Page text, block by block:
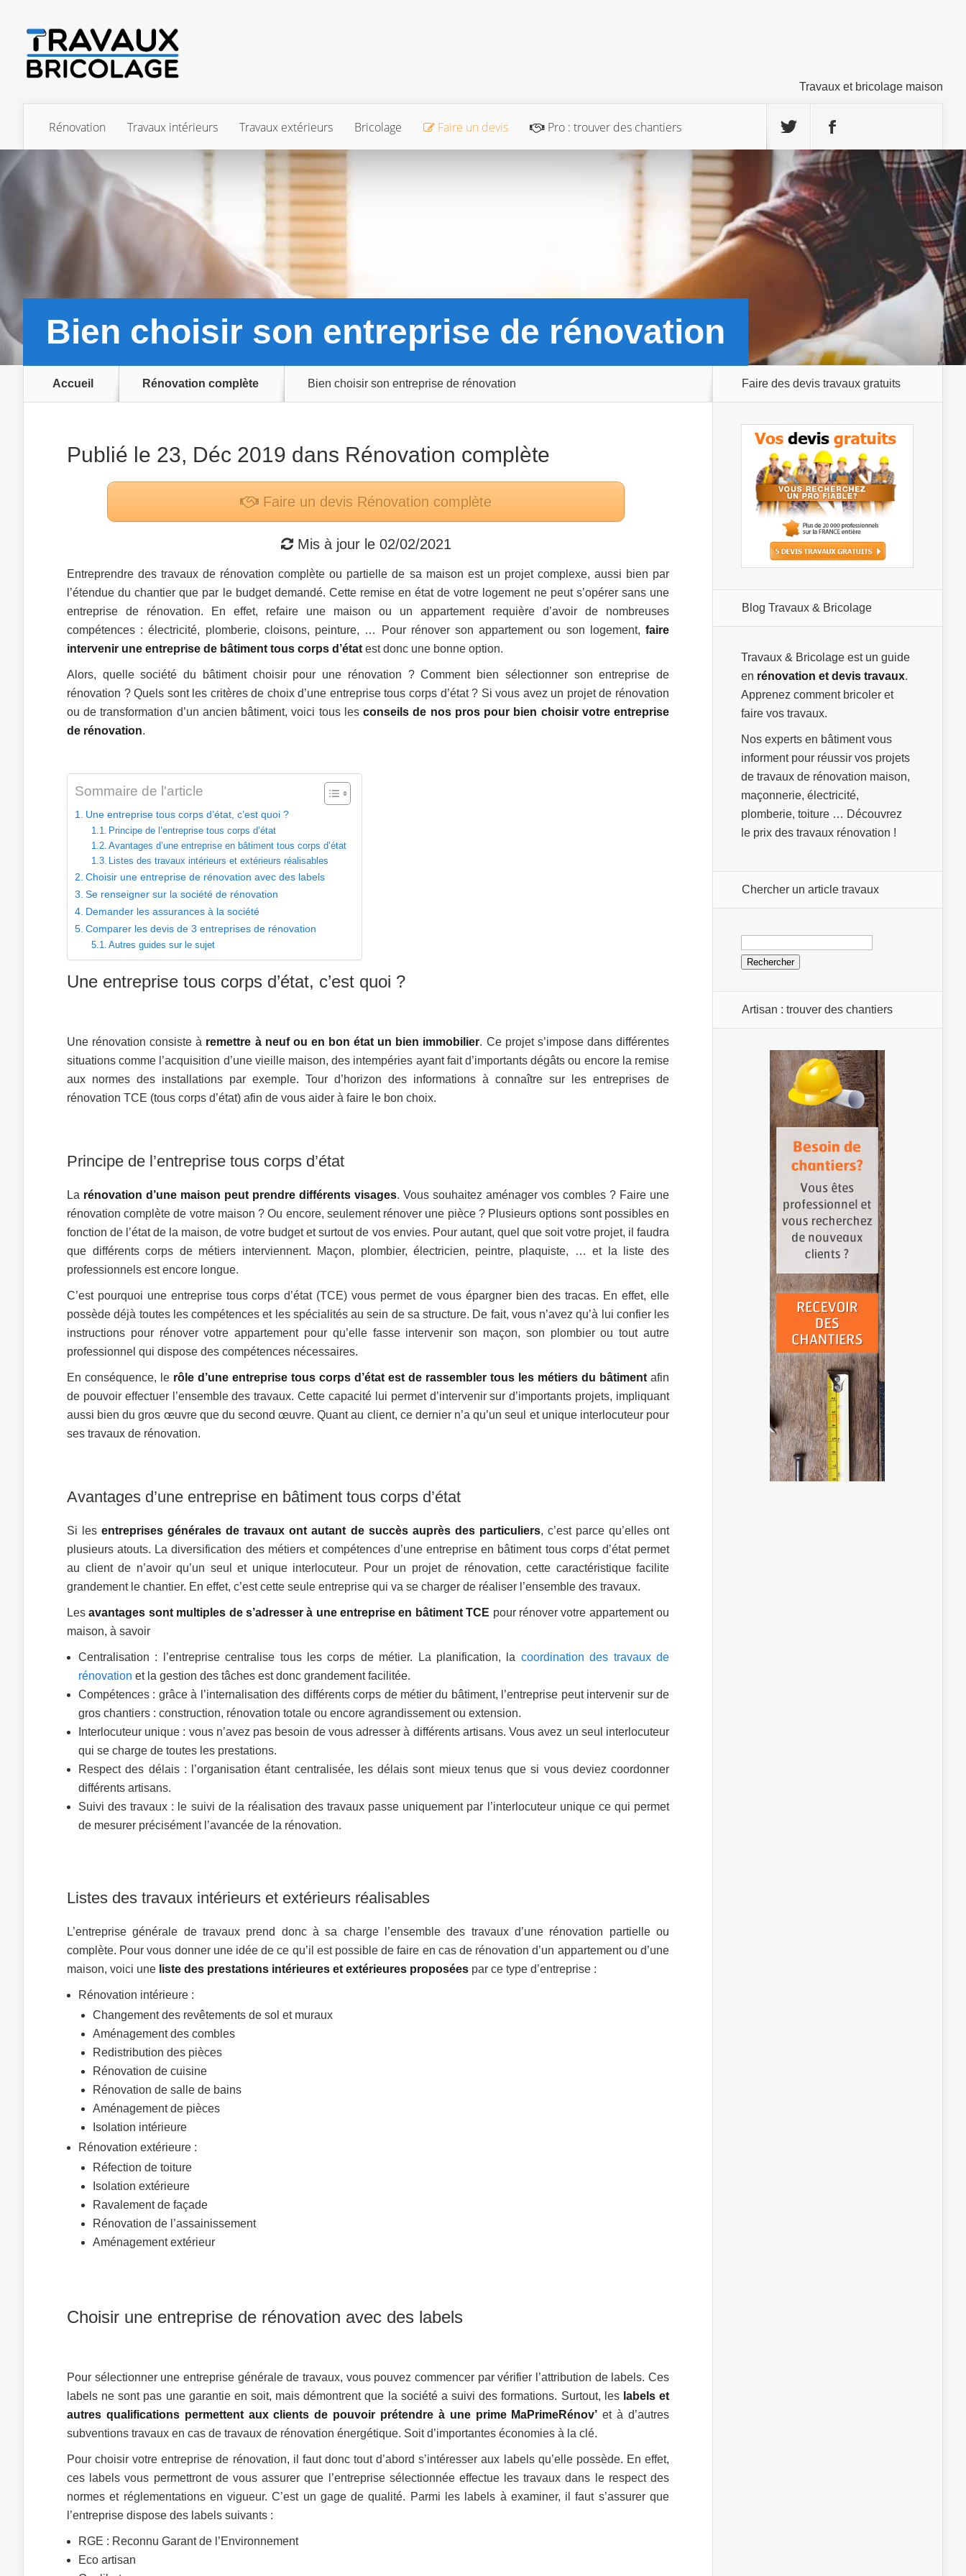
Travaux et bricolage maison
Rénovation Travaux intérieurs Travaux extérieurs Bricolage Faire un devis Pro : trouver des chantiers
Bien choisir son entreprise de rénovation
Accueil Rénovation complète Bien choisir son entreprise de rénovation
Publié le 23, Déc 2019 dans Rénovation complète
Faire un devis Rénovation complète
Mis à jour le 02/02/2021
Entreprendre des travaux de rénovation complète ou partielle de sa maison est un projet complexe, aussi bien par
l’étendue du chantier que par le budget demandé. Cette remise en état de votre logement ne peut s’opérer sans une
entreprise de rénovation. En effet, refaire une maison ou un appartement requière d’avoir de nombreuses
compétences : électricité, plomberie, cloisons, peinture, … Pour rénover son appartement ou son logement, faire
intervenir une entreprise de bâtiment tous corps d’état est donc une bonne option.
Alors, quelle société du bâtiment choisir pour une rénovation ? Comment bien sélectionner son entreprise de
rénovation ? Quels sont les critères de choix d’une entreprise tous corps d’état ? Si vous avez un projet de rénovation
ou de transformation d’un ancien bâtiment, voici tous lesconseils de nos pros pour bien choisir votre entreprise
de rénovation.
Sommaire de l'article
Une entreprise tous corps d’état, c’est quoi ?
Principe de l’entreprise tous corps d’état
Avantages d’une entreprise en bâtiment tous corps d’état
Listes des travaux intérieurs et extérieurs réalisables
Choisir une entreprise de rénovation avec des labels
Se renseigner sur la société de rénovation
Demander les assurances à la société
Comparer les devis de 3 entreprises de rénovation
Autres guides sur le sujet
Une entreprise tous corps d’état, c’est quoi ?
Une rénovation consiste à remettre à neuf ou en bon état un bien immobilier. Ce projet s’impose dans différentes
situations comme l’acquisition d’une vieille maison, des intempéries ayant fait d’importants dégâts ou encore la remise
aux normes des installations par exemple. Tour d’horizon des informations à connaître sur les entreprises de
rénovation TCE (tous corps d’état) afin de vous aider à faire le bon choix.
Principe de l’entreprise tous corps d’état
La rénovation d’une maison peut prendre différents visages. Vous souhaitez aménager vos combles ? Faire une
rénovation complète de votre maison ? Ou encore, seulement rénover une pièce ? Plusieurs options sont possibles en
fonction de l’état de la maison, de votre budget et surtout de vos envies. Pour autant, quel que soit votre projet, il faudra
que différents corps de métiers interviennent. Maçon, plombier, électricien, peintre, plaquiste, … et la liste des
professionnels est encore longue.
C’est pourquoi une entreprise tous corps d’état (TCE) vous permet de vous épargner bien des tracas. En effet, elle
possède déjà toutes les compétences et les spécialités au sein de sa structure. De fait, vous n’avez qu’à lui confier les
instructions pour rénover votre appartement pour qu’elle fasse intervenir son maçon, son plombier ou tout autre
professionnel qui dispose des compétences nécessaires.
En conséquence, le rôle d’une entreprise tous corps d’état est de rassembler tous les métiers du bâtiment afin
de pouvoir effectuer l’ensemble des travaux. Cette capacité lui permet d’intervenir sur d’importants projets, impliquant
aussi bien du gros œuvre que du second œuvre. Quant au client, ce dernier n’a qu’un seul et unique interlocuteur pour
ses travaux de rénovation.
Avantages d’une entreprise en bâtiment tous corps d’état
Si lesentreprises générales de travaux ont autant de succès auprès des particuliers, c’est parce qu’elles ont
plusieurs atouts. La diversification des métiers et compétences d’une entreprise en bâtiment tous corps d’état permet
au client de n’avoir qu’un seul et unique interlocuteur. Pour un projet de rénovation, cette caractéristique facilite
grandement le chantier. En effet, c’est cette seule entreprise qui va se charger de réaliser l’ensemble des travaux.
Lesavantages sont multiples de s’adresser à une entreprise en bâtiment TCE pour rénover votre appartement ou
maison, à savoir
Centralisation : l’entreprise centralise tous les corps de métier. La planification, la coordination des travaux de
rénovation et la gestion des tâches est donc grandement facilitée.
Compétences : grâce à l’internalisation des différents corps de métier du bâtiment, l’entreprise peut intervenir sur de
gros chantiers : construction, rénovation totale ou encore agrandissement ou extension.
Interlocuteur unique : vous n’avez pas besoin de vous adresser à différents artisans. Vous avez un seul interlocuteur
qui se charge de toutes les prestations.
Respect des délais : l’organisation étant centralisée, les délais sont mieux tenus que si vous deviez coordonner
différents artisans.
Suivi des travaux : le suivi de la réalisation des travaux passe uniquement par l’interlocuteur unique ce qui permet
de mesurer précisément l’avancée de la rénovation.
Listes des travaux intérieurs et extérieurs réalisables
L’entreprise générale de travaux prend donc à sa charge l’ensemble des travaux d’une rénovation partielle ou
complète. Pour vous donner une idée de ce qu’il est possible de faire en cas de rénovation d’un appartement ou d’une
maison, voici une liste des prestations intérieures et extérieures proposées par ce type d’entreprise :
Rénovation intérieure :
Changement des revêtements de sol et muraux
Aménagement des combles
Redistribution des pièces
Rénovation de cuisine
Rénovation de salle de bains
Aménagement de pièces
Isolation intérieure
Rénovation extérieure :
Réfection de toiture
Isolation extérieure
Ravalement de façade
Rénovation de l’assainissement
Aménagement extérieur
Choisir une entreprise de rénovation avec des labels
Pour sélectionner une entreprise générale de travaux, vous pouvez commencer par vérifier l’attribution de labels. Ces
labels ne sont pas une garantie en soit, mais démontrent que la société a suivi des formations. Surtout, les labels et
autres qualifications permettent aux clients de pouvoir prétendre à une prime MaPrimeRénov’ et à d’autres
subventions travaux en cas de travaux de rénovation énergétique. Soit d’importantes économies à la clé.
Pour choisir votre entreprise de rénovation, il faut donc tout d’abord s’intéresser aux labels qu’elle possède. En effet,
ces labels vous permettront de vous assurer que l’entreprise sélectionnée effectue les travaux dans le respect des
normes et réglementations en vigueur. C’est un gage de qualité. Parmi les labels à examiner, il faut s’assurer que
l’entreprise dispose des labels suivants :
RGE : Reconnu Garant de l’Environnement
Eco artisan
Faire des devis travaux gratuits
Blog Travaux & Bricolage
Travaux & Bricolage est un guide
en rénovation et devis travaux.
Apprenez comment bricoler et
faire vos travaux.
Nos experts en bâtiment vous
informent pour réussir vos projets
de travaux de rénovation maison,
maçonnerie, électricité,
plomberie, toiture … Découvrez
le prix des travaux rénovation !
Chercher un article travaux
Rechercher :
Artisan : trouver des chantiers